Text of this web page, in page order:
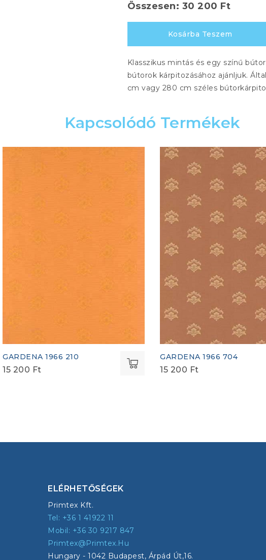
Összesen: 30 200 Ft
mennyiség
Kosárba Teszem
Klasszikus mintás és egy színű
bútorok kárpitozásához ajánljuk.
cm vagy 280 cm széles
Kapcsolódó Termékek
GARDENA 1966 210
15 200 Ft
GARDENA 1966 704
15 200 Ft
ELÉRHETŐSÉGEK
Primtex Kft.
Tel: +36 1 41922 11
Mobil: +36 30 9217 847
Primtex@primtex.hu
Hungary - 1042 Budapest, Árpád Út,16.